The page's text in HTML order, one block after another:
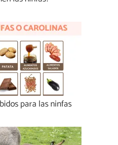
para las ninfas